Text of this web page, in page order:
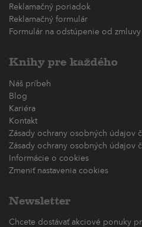
Reklamačný poriadok
Reklamačný formulár
Formulár na odstúpenie od zmluvy
Knihy pre každého
Náš príbeh
Blog
Kariéra
Kontakt
Zásady ochrany osobných údajov
Zásady ochrany osobných údajov
Informácie o cookies
Zmeniť nastavenia cookies
Newsletter
Chcete dostávať akciové ponuky